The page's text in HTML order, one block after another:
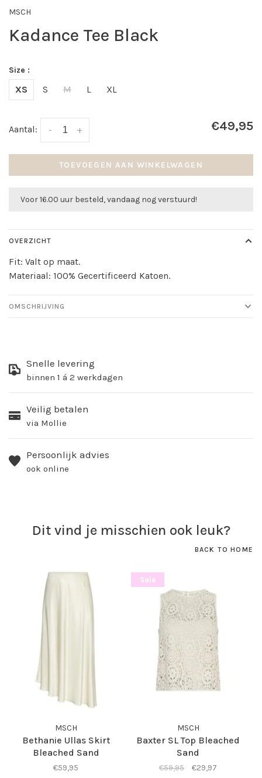
MSCH
Kadance Tee Black
Size :
XS S M L XL
Aantal: +
- €49,95
TOEVOEGEN AAN WINKELWAGEN
Voor 16.00 uur besteld, vandaag nog verstuurd!
OVERZICHT
Fit: Valt op maat.
Materiaal: 100% Gecertificeerd Katoen.
OMSCHRIJVING
Snelle levering
binnen 1 á 2 werkdagen
Veilig betalen
via Mollie
Persoonlijk advies
ook online
Dit vind je misschien ook leuk?
BACK TO HOME
MSCH
Bethanie Ullas Skirt
Bleached Sand
€59,95
Sale
MSCH
Baxter SL Top Bleached
Sand
€59,95 €29,97